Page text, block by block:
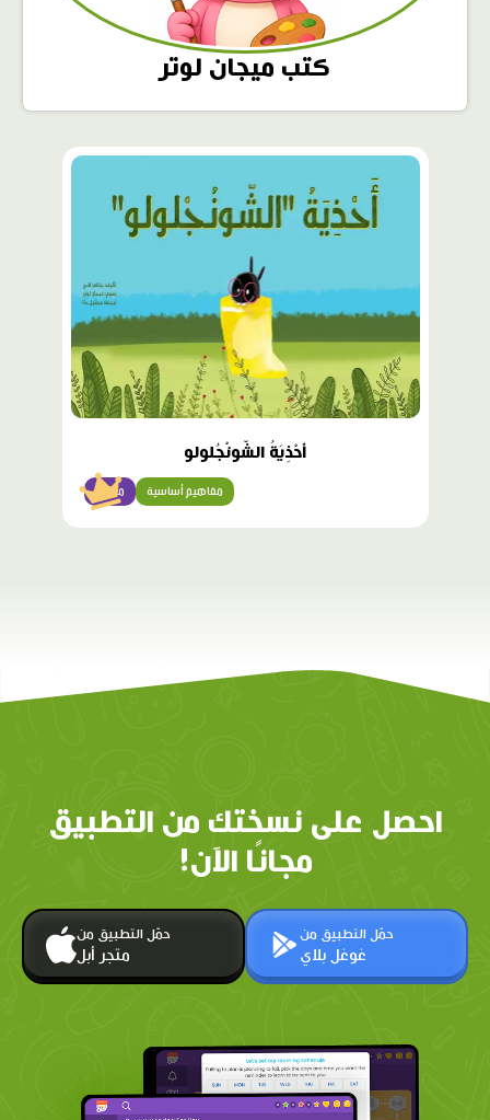
كتب ميجان لوتر
محتوى
أَحْذِيَةُ الشّونْجُلولو
مبتدئ مفاهيم أساسية
احصل على نسختك من التطبيق
مجانًا الآن!
حمّل التطبيق من
متجر أبل
حمّل التطبيق من
غوغل بلاي